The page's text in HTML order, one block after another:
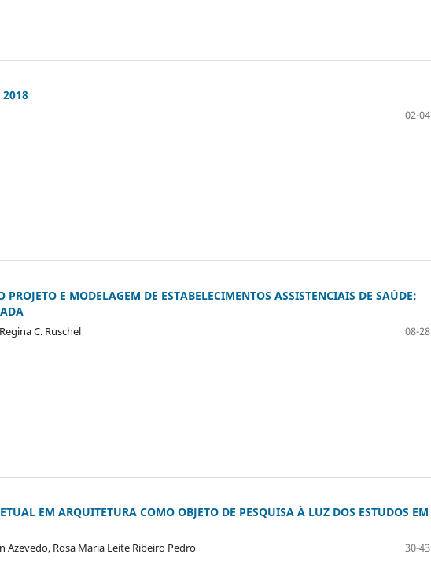
02-04
E MODELAGEM DE ESTABELECIMENTOS ASSISTENCIAIS DE SAÚDE:
C. Ruschel
08-28
EM ARQUITETURA COMO OBJETO DE PESQUISA À LUZ DOS ESTUDOS EM
Azevedo, Rosa Maria Leite Ribeiro Pedro
30-43